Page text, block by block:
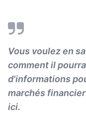
Vous voulez en
comment il
d'informations
marchés
ici.